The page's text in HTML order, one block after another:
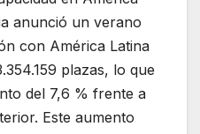
anunció un verano
con América Latina
plazas, lo que
del 7,6 % frente a
Este aumento